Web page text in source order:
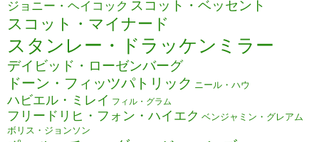
ジョニー・ヘイコック スコット・ベッセント
スコット・マイナード
スタンレー・ドラッケンミラー
デイビッド・ローゼンバーグ
ドーン・フィッツパトリック ニール・ハウ
ハビエル・ミレイ フィル・グラム
フリードリヒ・フォン・ハイエク ベンジャミン・グレアム
ボリス・ジョンソン